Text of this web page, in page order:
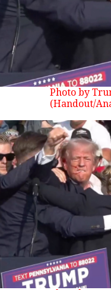
(Photo by
Handout/